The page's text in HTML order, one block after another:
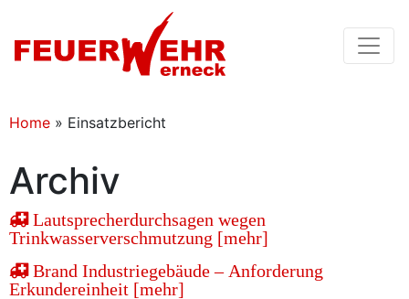
Home » Einsatzbericht
Archiv
Lautsprecherdurchsagen wegen
Trinkwasserverschmutzung [mehr]
Brand Industriegebäude – Anforderung
Erkundereinheit [mehr]